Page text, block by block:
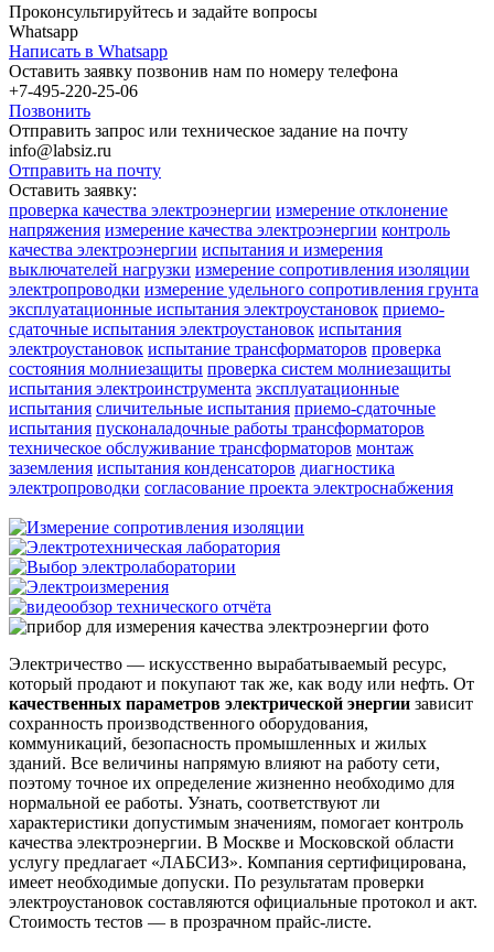
Проконсультируйтесь и задайте вопросы
Whatsapp
Написать в Whatsapp
Оставить заявку позвонив нам по номеру телефона
+7-495-220-25-06
Позвонить
Отправить запрос или техническое задание на почту
info@labsiz.ru
Отправить на почту
Оставить заявку:
проверка качества электроэнергии измерение отклонение
напряжения измерение качества электроэнергии контроль
качества электроэнергии испытания и измерения
выключателей нагрузки измерение сопротивления изоляции
электропроводки измерение удельного сопротивления грунта
эксплуатационные испытания электроустановок приемо-
сдаточные испытания электроустановок испытания
электроустановок испытание трансформаторов проверка
состояния молниезащиты проверка систем молниезащиты
испытания электроинструмента эксплуатационные
испытания сличительные испытания приемо-сдаточные
испытания пусконаладочные работы трансформаторов
техническое обслуживание трансформаторов монтаж
заземления испытания конденсаторов диагностика
электропроводки согласование проекта электроснабжения
Электричество — искусственно вырабатываемый ресурс,
который продают и покупают так же, как воду или нефть. От
качественных параметров электрической энергии зависит
сохранность производственного оборудования,
коммуникаций, безопасность промышленных и жилых
зданий. Все величины напрямую влияют на работу сети,
поэтому точное их определение жизненно необходимо для
нормальной ее работы. Узнать, соответствуют ли
характеристики допустимым значениям, помогает контроль
качества электроэнергии. В Москве и Московской области
услугу предлагает «ЛАБСИЗ». Компания сертифицирована,
имеет необходимые допуски. По результатам проверки
электроустановок составляются официальные протокол и акт.
Стоимость тестов — в прозрачном прайс-листе.